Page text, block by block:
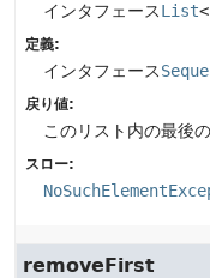
インタフェースList<
定義:
インタフェース
戻り値:
このリスト内の最後
スロー:
removeFirst